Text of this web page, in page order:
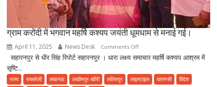
ग्राम करोंदी में भगवान महर्षि कश्यप जयंती धूमधाम से मनाई गई।
April 11, 2025 News Desk Comments Offon
ग्राम
में
सहारनपुर से धीर सिंह रिपोर्ट सहारनपुर । धारा लक्ष्य समाचार महर्षि कश्यप आश्रम में
सृष्टि...
राज्य रायबरेली लखनऊ लखीमपुर-खीरी ललितपुर लाइस्टाइल वाराणसी
विदेश